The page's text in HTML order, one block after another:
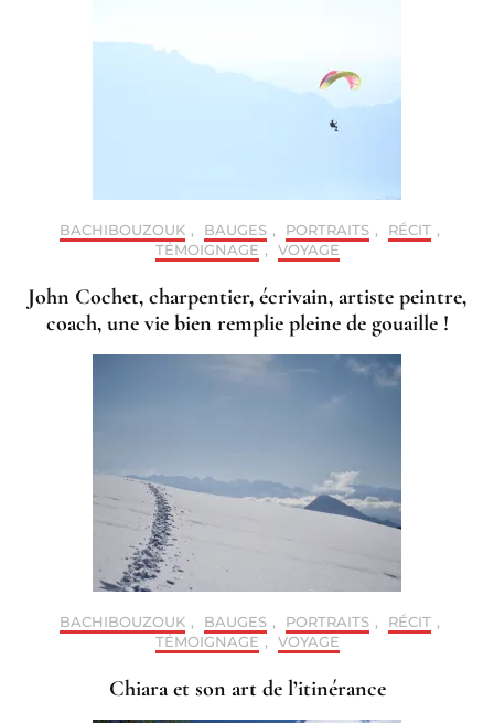
BACHIBOUZOUK , BAUGES , PORTRAITS , RÉCIT ,
TÉMOIGNAGE , VOYAGE
John Cochet, charpentier, écrivain, artiste peintre,
coach, une vie bien remplie pleine de gouaille !
BACHIBOUZOUK , BAUGES , PORTRAITS , RÉCIT ,
TÉMOIGNAGE , VOYAGE
Chiara et son art de l’itinérance